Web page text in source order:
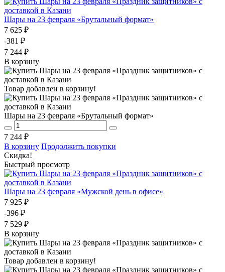
Шары на 23 февраля «Брутальный формат»
7 625 ₽
-381 ₽
7 244 ₽
В корзину
Товар добавлен в корзину!
Шары на 23 февраля «Брутальный формат»
7 244 ₽
В корзину Продолжить покупки
Скидка!
Быстрый просмотр
Шары на 23 февраля «Мужской день в офисе»
7 925 ₽
-396 ₽
7 529 ₽
В корзину
Товар добавлен в корзину!